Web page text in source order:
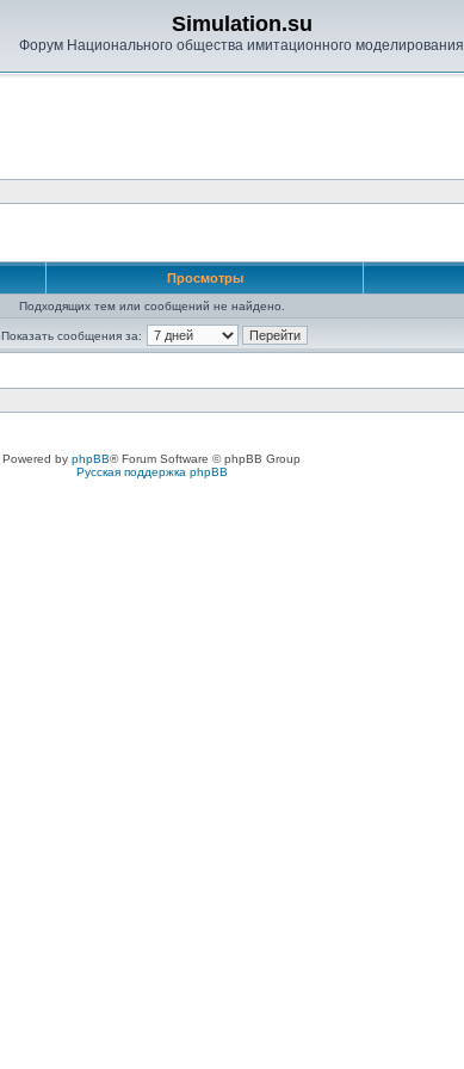
Simulation.su
Форум Национального общества имитационного моделирования
Просмотры
Подходящих тем или сообщений не найдено.
Показать сообщения за:
Powered by phpBB® Forum Software © phpBB Group
Русская поддержка phpBB